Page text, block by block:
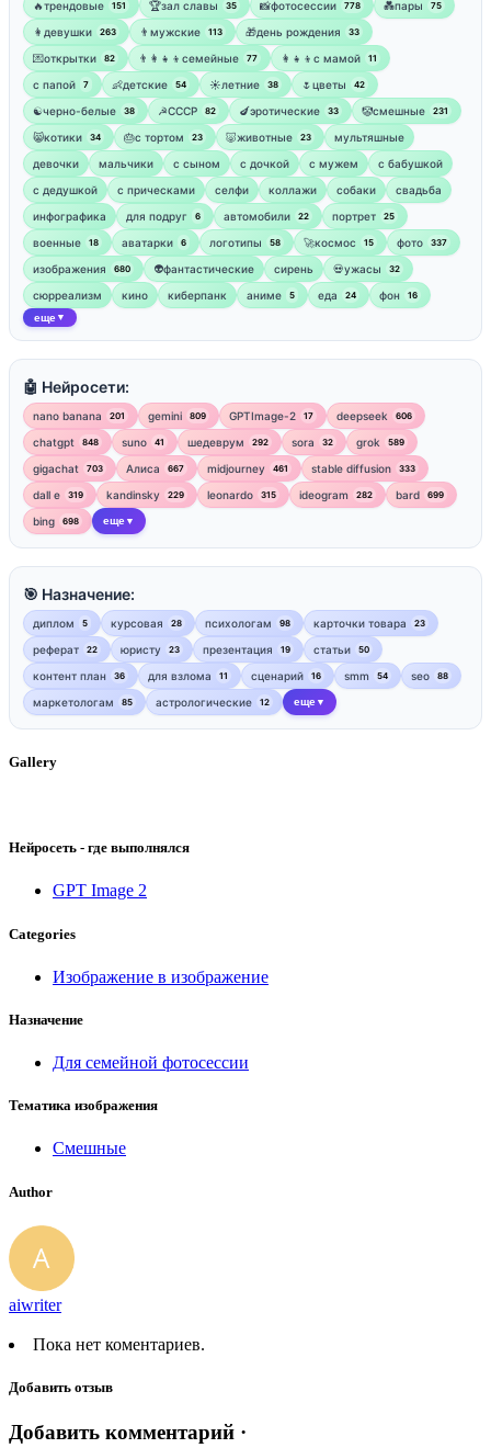
🔥трендовые 151 🏆зал славы 35 📸фотосессии 778 💑пары 75
👩девушки 263 👨мужские 113 🎁день рождения 33
💌открытки 82 👨‍👩‍👧‍👦семейные 77 👩‍👧‍👦с мамой 11
‍с папой 7 👶детские 54 ☀️летние 38 🌷цветы 42
☯︎черно-белые 38 ☭СССР 82 🍆эротические 33 🤡смешные 231
😸котики 34 🎂с тортом 23 🐷животные 23
мультяшные
девочки
мальчики с сыном с дочкой с мужем
с бабушкой
с дедушкой
с прическами селфи коллажи собаки
свадьба
инфографика
для подруг 6 автомобили 22 портрет 25
военные 18 аватарки 6 логотипы 58 🚀космос 15 фото 337
изображения 680 👽фантастические сирень 💀ужасы 32
сюрреализм кино киберпанк аниме 5 еда 24 фон 16
еще ▼
🤖 Нейросети:
nano banana 201 gemini 809 GPTImage-2 17 deepseek 606
chatgpt 848 suno 41 шедеврум 292 sora 32 grok 589
gigachat 703 Алиса 667 midjourney 461 stable diffusion 333
dall e 319 kandinsky 229 leonardo 315 ideogram 282 bard 699
bing 698 еще ▼
🎯 Назначение:
диплом 5 курсовая 28 психологам 98 карточки товара 23
реферат 22 юристу 23 презентация 19 статьи 50
контент план 36 для взлома 11 сценарий 16 smm 54 seo 88
маркетологам 85 астрологические 12 еще ▼
Gallery
Нейросеть - где выполнялся
GPT Image 2
Categories
Изображение в изображение
Назначение
Для семейной фотосессии
Тематика изображения
Смешные
Author
aiwriter
Пока нет коментариев.
Добавить отзыв
Добавить комментарий ·